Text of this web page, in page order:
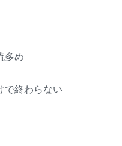
多め
で終わらない